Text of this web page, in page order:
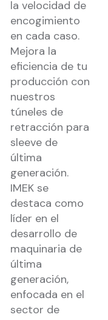
la velocidad de
encogimiento
en cada caso.
Mejora la
eficiencia de tu
producción con
nuestros
túneles de
retracción para
sleeve de
última
generación.
IMEK se
destaca como
líder en el
desarrollo de
maquinaria de
última
generación,
enfocada en el
sector de